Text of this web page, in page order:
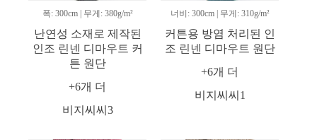
폭: 300cm | 무게: 380g/m²
난연성 소재로 제작된
인조 린넨 디마우트 커
튼 원단
+6개 더
비지씨씨3
너비: 300cm | 무게: 310g/m²
커튼용 방염 처리된 인
조 린넨 디마우트 원단
+6개 더
비지씨씨1